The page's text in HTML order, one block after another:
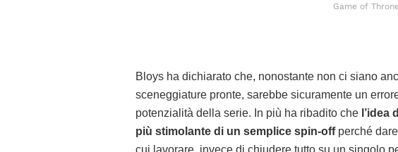
Game of
Bloys ha dichiarato che, nonostante non ci siano
sceneggiature pronte, sarebbe sicuramente un
potenzialità della serie. In più ha ribadito che
più stimolante di un semplice spin-off perché
cui lavorare, invece di chiudere tutto su un singolo